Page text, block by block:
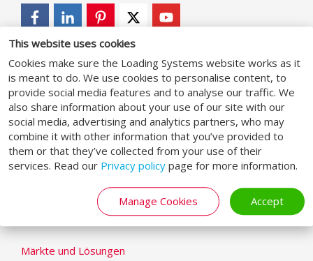
This website uses cookies
Cookies make sure the Loading Systems website works as it
is meant to do. We use cookies to personalise content, to
provide social media features and to analyse our traffic. We
also share information about your use of our site with our
social media, advertising and analytics partners, who may
combine it with other information that you’ve provided to
them or that they’ve collected from your use of their
services. Read our Privacy policy page for more information.
Manage Cookies Accept
ALLGEMEIN
Geschäftsbedingungen
Datenschutzhinweise
Cookie-Erklärung
LOADING SYSTEMS
Märkte und Lösungen